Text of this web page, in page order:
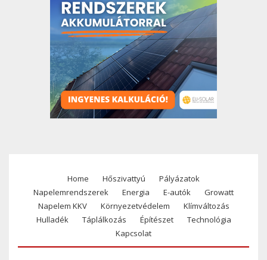
Footer
menu
Home Hőszivattyú
Pályázatok
Napelemrendszerek
Energia E-autók
Growatt
Napelem KKV
Környezetvédelem
Klímváltozás
Hulladék
Táplálkozás Építészet
Technológia
Kapcsolat